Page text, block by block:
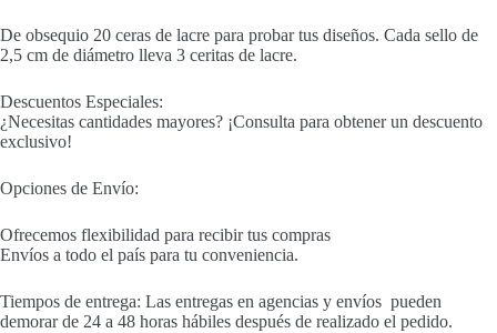
De obsequio 20 ceras de lacre para probar tus diseños. Cada sello de
2,5 cm de diámetro lleva 3 ceritas de lacre.
Descuentos Especiales:
¿Necesitas cantidades mayores? ¡Consulta para obtener un descuento
exclusivo!
Opciones de Envío:
Ofrecemos flexibilidad para recibir tus compras
Envíos a todo el país para tu conveniencia.
Tiempos de entrega: Las entregas en agencias y envíos pueden
demorar de 24 a 48 horas hábiles después de realizado el pedido.